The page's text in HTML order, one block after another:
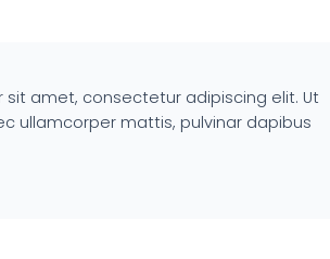
sit amet, consectetur adipiscing elit. Ut
ullamcorper mattis, pulvinar dapibus